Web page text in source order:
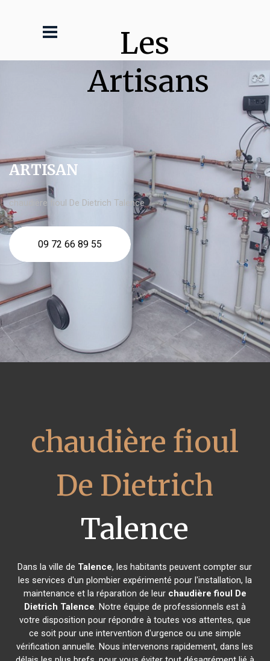
Les
Artisans
ARTISAN
chaudière fioul De Dietrich Talence
09 72 66 89 55
chaudière fioul
De Dietrich
Talence
Dans la ville de Talence, les habitants peuvent compter sur
les services d'un plombier expérimenté pour l'installation, la
maintenance et la réparation de leur chaudière fioul De
Dietrich Talence. Notre équipe de professionnels est à
votre disposition pour répondre à toutes vos attentes, que
ce soit pour une intervention d'urgence ou une simple
vérification annuelle. Nous intervenons rapidement, dans les